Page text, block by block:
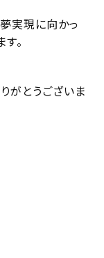
実現に向かっ
。
がとうございま